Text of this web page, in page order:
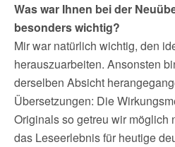
Was war Ihnen bei der
besonders wichtig?
Mir war natürlich wichtig, den
herauszuarbeiten. Ansonsten
derselben Absicht
Übersetzungen: Die
Originals so getreu wir möglich
das Leseerlebnis für heutige